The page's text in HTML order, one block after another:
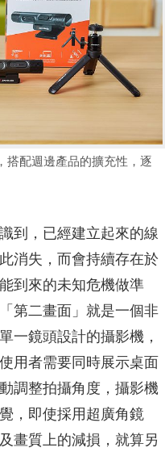
搭配週邊產品的擴充性，逐
到，已經建立起來的線
消失，而會持續存在於
到來的未知危機做準
第二畫面」就是一個非
一鏡頭設計的攝影機，
用者需要同時展示桌面
調整拍攝角度，攝影機
，即使採用超廣角鏡
畫質上的減損，就算另